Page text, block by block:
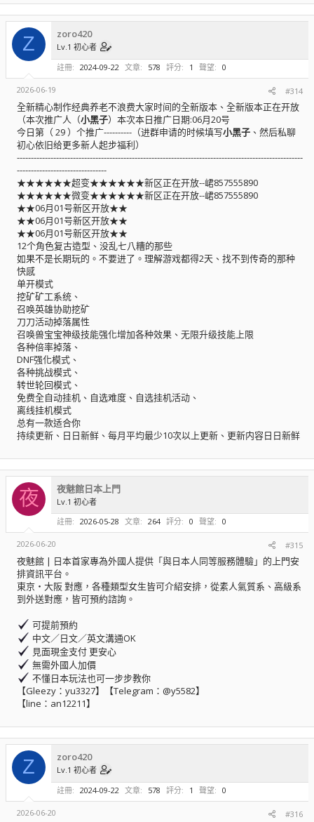
Z zoro420
Lv.1 初心者
註冊
2024-09-22 文章 578 評分 1 聲望 0
2026-06-19 #314
全新精心制作经典养老不浪费大家时间的全新版本、全新版本正在开放
（本次推广人（小黑子）本次本日推广日期:06月20号
今日第（ 29 ）个推广----------（进群申请的时候填写小黑子 、然后私聊
初心依旧给更多新人起步福利）
------------------------------------------------------------------------------------------------------
--------------------------------
★★★★★★超变★★★★★★新区正在开放--峮857555890
★★★★★★微变★★★★★★新区正在开放--峮857555890
★★06月01号新区开放★★
★★06月01号新区开放★★
★★06月01号新区开放★★
12个角色复古造型、没乱七八糟的那些
如果不是长期玩的。不要进了。理解游戏都得2天、找不到传奇的那种
快感
单开模式
挖矿矿工系统、
召唤英雄协助挖矿
刀刀活动掉落属性
召唤兽宝宝神级技能强化增加各种效果、无限升级技能上限
各种倍率掉落、
DNF强化模式、
各种挑战模式、
转世轮回模式、
免费全自动挂机、自选难度、自选挂机活动、
离线挂机模式
总有一款适合你
持续更新、日日新鲜、每月平均最少10次以上更新、更新内容日日新鲜
夜 夜魅館日本上門
Lv.1 初心者
註冊
2026-05-28 文章 264 評分 0 聲望 0
2026-06-20 #315
夜魅館 | 日本首家專為外國人提供「與日本人同等服務體驗」的上門安
排資訊平台。
東京・大阪 對應，各種類型女生皆可介紹安排，從素人氣質系、高級系
到外送對應，皆可預約諮詢。
可提前預約
中文／日文／英文溝通OK
見面現金支付 更安心
無需外國人加價
不懂日本玩法也可一步步教你
【Gleezy：yu3327】【Telegram：@y5582】
【line：an12211】
Z zoro420
Lv.1 初心者
註冊
2024-09-22 文章 578 評分 1 聲望 0
2026-06-20 #316